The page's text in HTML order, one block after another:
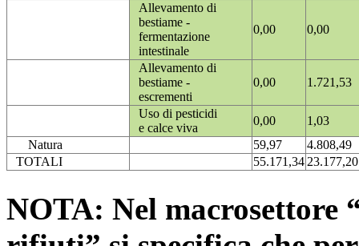
Allevamento di
bestiame -
fermentazione
intestinale
0,00 0,00
Allevamento di
bestiame -
escrementi
0,00 1.721,53
Uso di pesticidi
e calce viva
0,00
1,03
Natura
59,97
4.808,49
TOTALI
55.171,3423.177,20
NOTA: Nel macrosettore